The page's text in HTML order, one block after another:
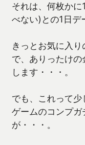
それは、何枚か
べない)との1日デ
きっとお気に入
で、ありったけ
します・・・。
でも、これって
ゲームのコンプ
が・・・。